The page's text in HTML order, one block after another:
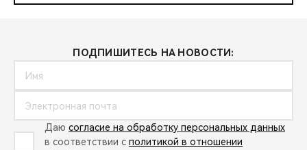
ПОДПИШИТЕСЬ НА НОВОСТИ:
Даю согласие на обработку персональных данных
в соответствии с политикой в отношении